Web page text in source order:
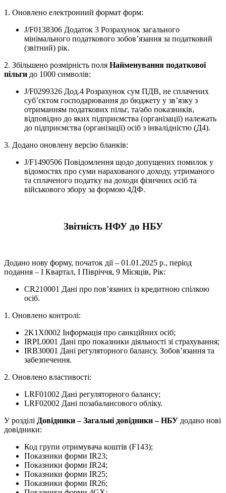
1. Оновлено електронний формат форм:
J/F0138306 Додаток 3 Розрахунок загального
мінімального податкового зобов’язання за податковий
(звітний) рік.
2. Збільшено розмірність поля Найменування податкової
пільги до 1000 символів:
J/F0299326 Дод.4 Розрахунок сум ПДВ, не сплачених
суб’єктом господарювання до бюджету у зв’язку з
отриманням податкових пільг, та/або показників,
відповідно до яких підприємства (організації) належать
до підприємства (організації) осіб з інвалідністю (Д4).
3. Додано оновлену версію бланків:
J/F1490506 Повідомлення щодо допущених помилок у
відомостях про суми нарахованого доходу, утриманого
та сплаченого податку на доходи фізичних осіб та
військового збору за формою 4ДФ.
Звітність НФУ до НБУ
Додано нову форму, початок дії – 01.01.2025 р., період
подання – І Квартал, І Півріччя, 9 Місяців, Рік:
CR210001 Дані про пов’язаних із кредитною спілкою
осіб.
1. Оновлено контролі:
2K1X0002 Інформація про санкційних осіб;
IRPL0001 Дані про показники діяльності зі страхування;
IRB30001 Дані регуляторного балансу. Зобов’язання та
забезпечення.
2. Оновлено властивості:
LRF01002 Дані регуляторного балансу;
LRF02002 Дані позабалансового обліку.
У розділі Довідники – Загальні довідники – НБУ додано нові
довідники:
Код групи отримувача коштів (F143);
Показники форми IR23;
Показники форми IR24;
Показники форми IR25;
Показники форми IR26;